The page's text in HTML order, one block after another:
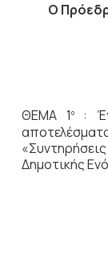
Ο
ΘΕΜΑ 1ο :
Δημοτικής